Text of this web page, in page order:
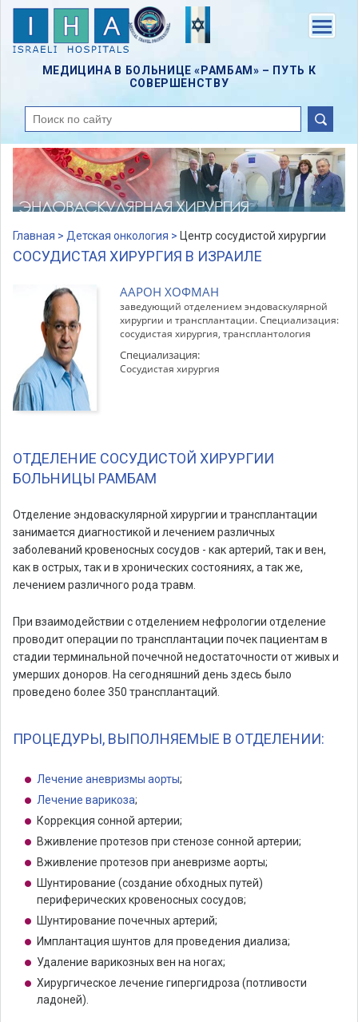
Skip
content
МЕДИЦИНА В БОЛЬНИЦЕ «РАМБАМ» – ПУТЬ К
СОВЕРШЕНСТВУ
поиск
Главная > Детская онкология > Центр сосудистой хирургии
СОСУДИСТАЯ ХИРУРГИЯ В ИЗРАИЛЕ
ААРОН ХОФМАН
заведующий отделением эндоваскулярной
хирургии и трансплантации. Специализация:
сосудистая хирургия, трансплантология
Специализация:
Сосудистая хирургия
ОТДЕЛЕНИЕ СОСУДИСТОЙ ХИРУРГИИ
БОЛЬНИЦЫ РАМБАМ
Отделение эндоваскулярной хирургии и трансплантации
занимается диагностикой и лечением различных
заболеваний кровеносных сосудов - как артерий, так и вен,
как в острых, так и в хронических состояниях, а так же,
лечением различного рода травм.
При взаимодействии с отделением нефрологии отделение
проводит операции по трансплантации почек пациентам в
стадии терминальной почечной недостаточности от живых и
умерших доноров. На сегодняшний день здесь было
проведено более 350 трансплантаций.
ПРОЦЕДУРЫ, ВЫПОЛНЯЕМЫЕ В ОТДЕЛЕНИИ:
Лечение аневризмы аорты;
Лечение варикоза;
Коррекция сонной артерии;
Вживление протезов при стенозе сонной артерии;
Вживление протезов при аневризме аорты;
Шунтирование (создание обходных путей)
периферических кровеносных сосудов;
Шунтирование почечных артерий;
Имплантация шунтов для проведения диализа;
Удаление варикозных вен на ногах;
Хирургическое лечение гипергидроза (потливости
ладоней).